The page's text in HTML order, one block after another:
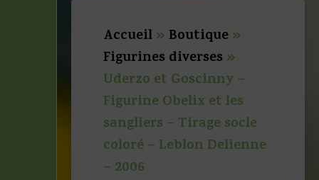
Accueil»Boutique»
Figurines diverses»
Uderzo et Goscinny –
Figurine Obelix et les
sangliers – Tirage socle
coloré – Leblon Delienne
– 2006